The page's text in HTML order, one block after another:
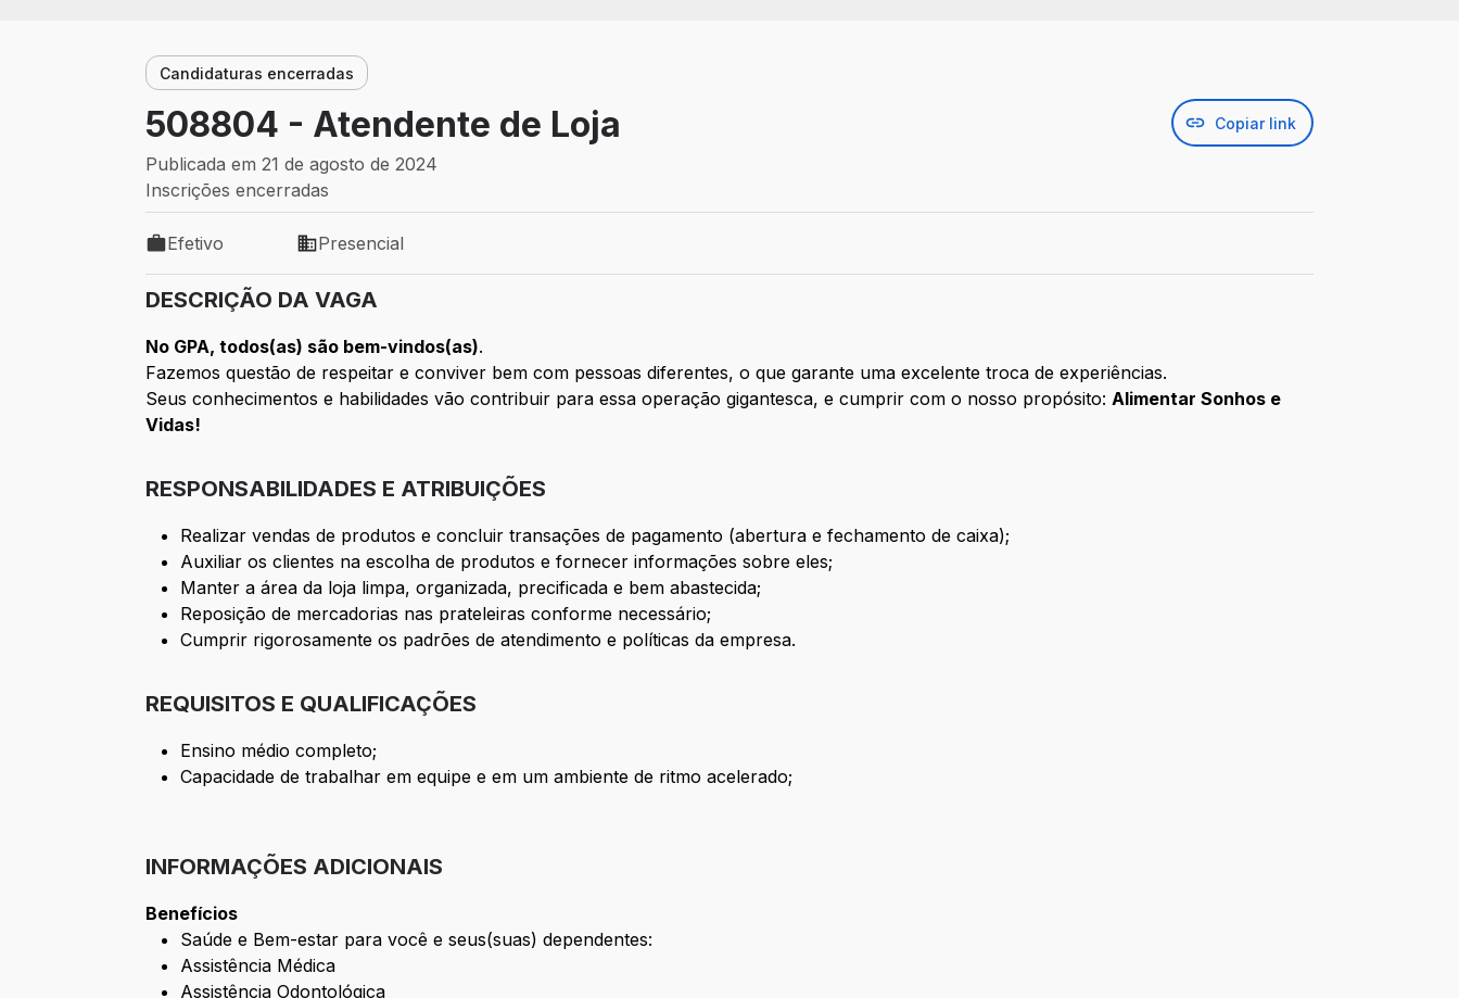
Candidaturas encerradas
508804 - Atendente de Loja Copiar link
Publicada em 21 de agosto de 2024
Inscrições encerradas
Tipo de vaga: Efetivo
Efetivo
Modelo de trabalho: Presencial
Presencial
DESCRIÇÃO DA VAGA
No GPA, todos(as) são bem-vindos(as).
Fazemos questão de respeitar e conviver bem com pessoas diferentes, o que garante uma excelente troca de experiências.
Seus conhecimentos e habilidades vão contribuir para essa operação gigantesca, e cumprir com o nosso propósito:Alimentar Sonhos e
Vidas!
RESPONSABILIDADES E ATRIBUIÇÕES
Realizar vendas de produtos e concluir transações de pagamento (abertura e fechamento de caixa);
Auxiliar os clientes na escolha de produtos e fornecer informações sobre eles;
Manter a área da loja limpa, organizada, precificada e bem abastecida;
Reposição de mercadorias nas prateleiras conforme necessário;
Cumprir rigorosamente os padrões de atendimento e políticas da empresa.
REQUISITOS E QUALIFICAÇÕES
Ensino médio completo;
Capacidade de trabalhar em equipe e em um ambiente de ritmo acelerado;
INFORMAÇÕES ADICIONAIS
Benefícios
Saúde e Bem-estar para você e seus(suas) dependentes:
Assistência Médica
Assistência Odontológica